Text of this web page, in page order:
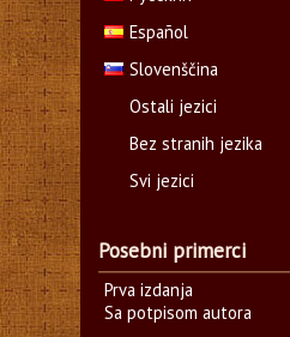
Español
Slovenščina
Ostali jezici
Bez stranih jezika
Svi jezici
Posebni primerci
Prva izdanja
Sa potpisom autora